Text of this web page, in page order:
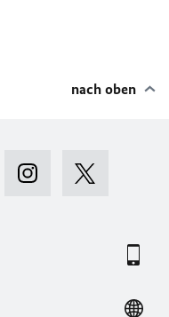
nach oben